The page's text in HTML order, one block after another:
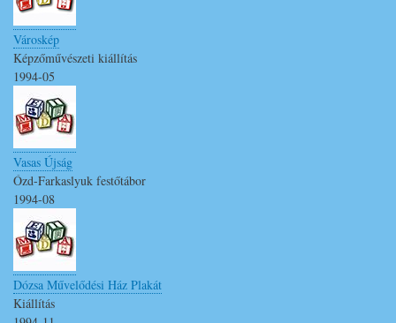
Városkép
Képzőművészeti kiállítás
1994-05
Vasas Újság
Ózd-Farkaslyuk festőtábor
1994-08
Dózsa Művelődési Ház Plakát
Kiállítás